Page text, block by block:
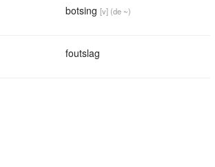
botsing [v] (de ~)
foutslag